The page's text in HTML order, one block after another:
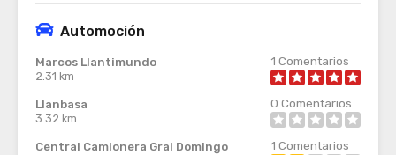
Automoción
Marcos Llantimundo
2.31 km
1 Comentarios
Llanbasa
3.32 km
0 Comentarios
Central Camionera Gral Domingo
1 Comentarios